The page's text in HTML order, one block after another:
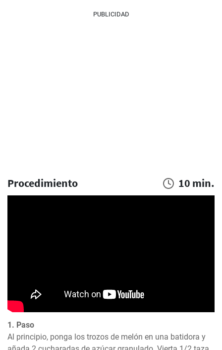
PUBLICIDAD
Procedimiento 10 min.
1. Paso
Al principio, ponga los trozos de melón en una batidora y